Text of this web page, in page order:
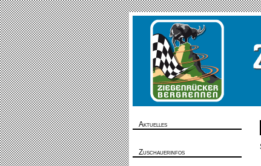
Aktuelles
Zuschauerinfos